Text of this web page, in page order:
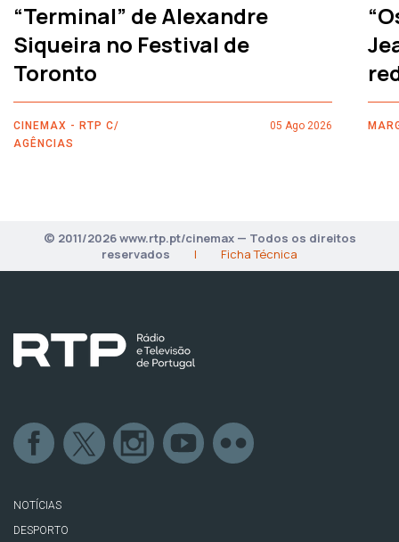
“Terminal” de Alexandre
Siqueira no Festival de
Toronto
CINEMAX - RTP C/
AGÊNCIAS
05 Ago 2026
© 2011/2026 www.rtp.pt/cinemax — Todos os direitos
reservados
| Ficha Técnica
NOTÍCIAS
DESPORTO